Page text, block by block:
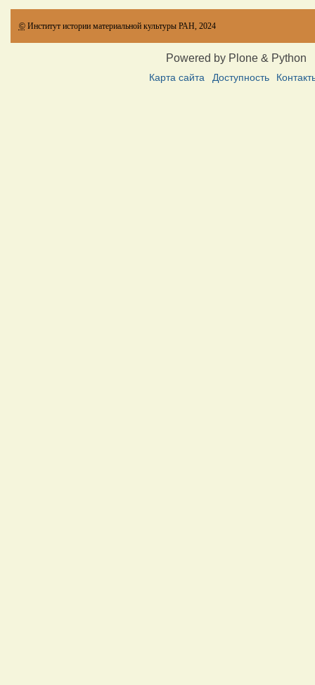
© Институт истории материальной культуры РАН, 2024
Powered by Plone & Python
Карта сайта Доступность